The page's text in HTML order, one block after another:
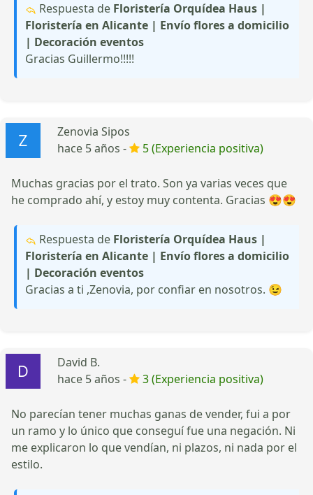
Respuesta de Floristería Orquídea Haus |
Floristería en Alicante | Envío flores a domicilio
| Decoración eventos
Gracias Guillermo!!!!!
Zenovia Sipos
hace 5 años -
5 (Experiencia positiva)
Muchas gracias por el trato. Son ya varias veces que
he comprado ahí, y estoy muy contenta. Gracias 😍😍
Respuesta de Floristería Orquídea Haus |
Floristería en Alicante | Envío flores a domicilio
| Decoración eventos
Gracias a ti ,Zenovia, por confiar en nosotros. 😉
David B.
hace 5 años -
3 (Experiencia positiva)
No parecían tener muchas ganas de vender, fui a por
un ramo y lo único que conseguí fue una negación. Ni
me explicaron lo que vendían, ni plazos, ni nada por el
estilo.